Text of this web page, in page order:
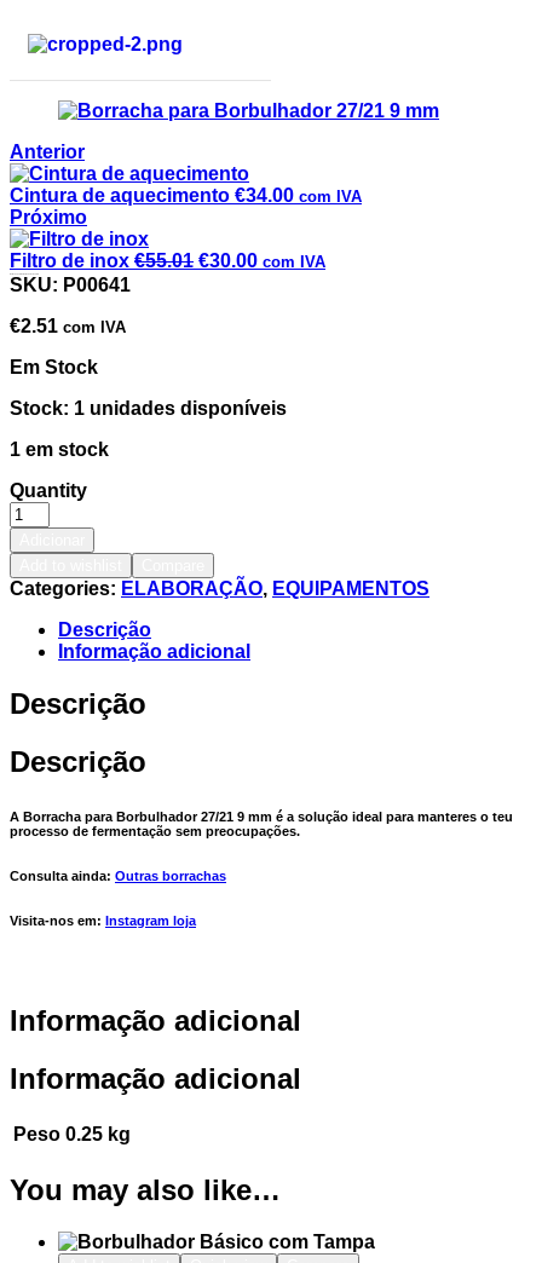
Anterior
Cintura de aquecimento €34.00 com IVA
Próximo
Filtro de inox €55.01 €30.00 com IVA
SKU: P00641
€2.51 com IVA
Em Stock
Stock: 1 unidades disponíveis
1 em stock
Quantity
Categories: ELABORAÇÃO, EQUIPAMENTOS
Descrição
Informação adicional
Descrição
Descrição
A Borracha para Borbulhador 27/21 9 mm é a solução ideal para manteres o teu
processo de fermentação sem preocupações.
Consulta ainda: Outras borrachas
Visita-nos em: Instagram loja
Informação adicional
Informação adicional
Peso 0.25 kg
You may also like…